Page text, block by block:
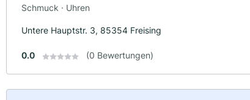
Schmuck · Uhren
Untere Hauptstr. 3, 85354 Freising
0.0 (0 Bewertungen)